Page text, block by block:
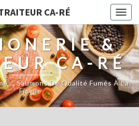
CA-RÉ
&
CA-RÉ
… Saumons De Qualité Fumés À La
Ficelle